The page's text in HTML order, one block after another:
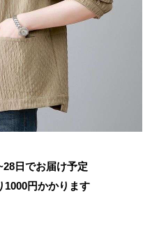
日でお届け予定
1000円かかります